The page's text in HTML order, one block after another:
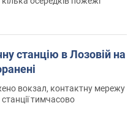
станцію в Лозовій на
вокзал, контактну мережу
тимчасово